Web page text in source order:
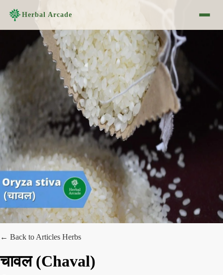
Herbal Arcade
← Back to Articles Herbs
चावल (Chaval)